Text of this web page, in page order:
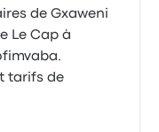
de Gxaweni
Le Cap à
tarifs de